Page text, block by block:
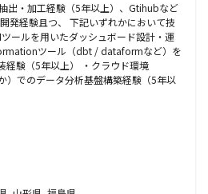
出・加工経験（5年以上）、Gtihubなど
発経験且つ、 下記いずれかにおいて技
ールを用いたダッシュボード設計・運
ツール（dbt / dataformなど）を
経験（5年以上） ・クラウド環境
）でのデータ分析基盤構築経験（5年以